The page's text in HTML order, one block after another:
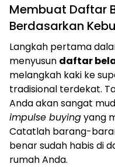
Membuat Daftar
Berdasarkan
Langkah pertama
menyusun daftar
melangkah kaki ke
tradisional terdekat.
Anda akan sangat
impulse buyingyang
Catatlah barang-
benar sudah habis di
rumah Anda.